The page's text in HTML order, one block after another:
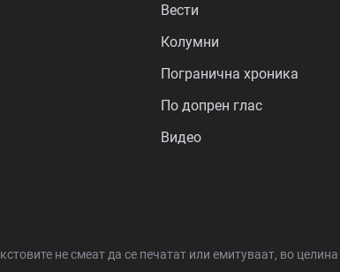
Вести
Колумни
Погранична хроника
По допрен глас
Видео
не смеат да се печатат или емитуваат, во